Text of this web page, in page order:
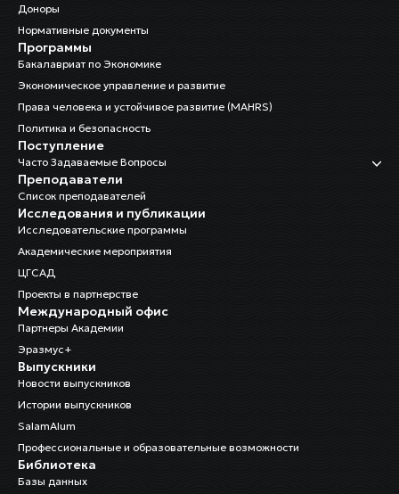
Доноры
Нормативные документы
Программы
Бакалавриат по Экономике
Экономическое управление и развитие
Права человека и устойчивое развитие (MAHRS)
Политика и безопасность
Поступление
Часто Задаваемые Вопросы
Преподаватели
Список преподавателей
Исследования и публикации
Исследовательские программы
Академические мероприятия
ЦГСАД
Проекты в партнерстве
Международный офис
Партнеры Академии
Эразмус+
Выпускники
Новости выпускников
Истории выпускников
SalamAlum
Профессиональные и образовательные возможности
Библиотека
Базы данных